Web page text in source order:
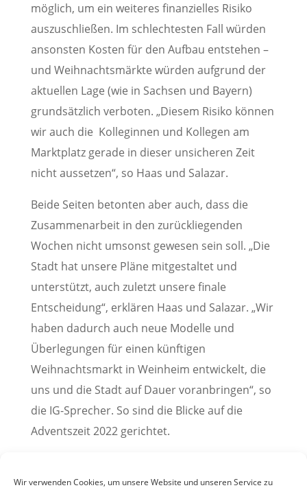
Wir verwenden Cookies, um unsere Website und unseren Service zu
möglich, um ein weiteres finanzielles Risiko
auszuschließen. Im schlechtesten Fall würden
ansonsten Kosten für den Aufbau entstehen –
und Weihnachtsmärkte würden aufgrund der
aktuellen Lage (wie in Sachsen und Bayern)
grundsätzlich verboten. „Diesem Risiko können
wir auch die Kolleginnen und Kollegen am
Marktplatz gerade in dieser unsicheren Zeit
nicht aussetzen“, so Haas und Salazar.
Beide Seiten betonten aber auch, dass die
Zusammenarbeit in den zurückliegenden
Wochen nicht umsonst gewesen sein soll. „Die
Stadt hat unsere Pläne mitgestaltet und
unterstützt, auch zuletzt unsere finale
Entscheidung“, erklären Haas und Salazar. „Wir
haben dadurch auch neue Modelle und
Überlegungen für einen künftigen
Weihnachtsmarkt in Weinheim entwickelt, die
uns und die Stadt auf Dauer voranbringen“, so
die IG-Sprecher. So sind die Blicke auf die
Adventszeit 2022 gerichtet.
November 2021